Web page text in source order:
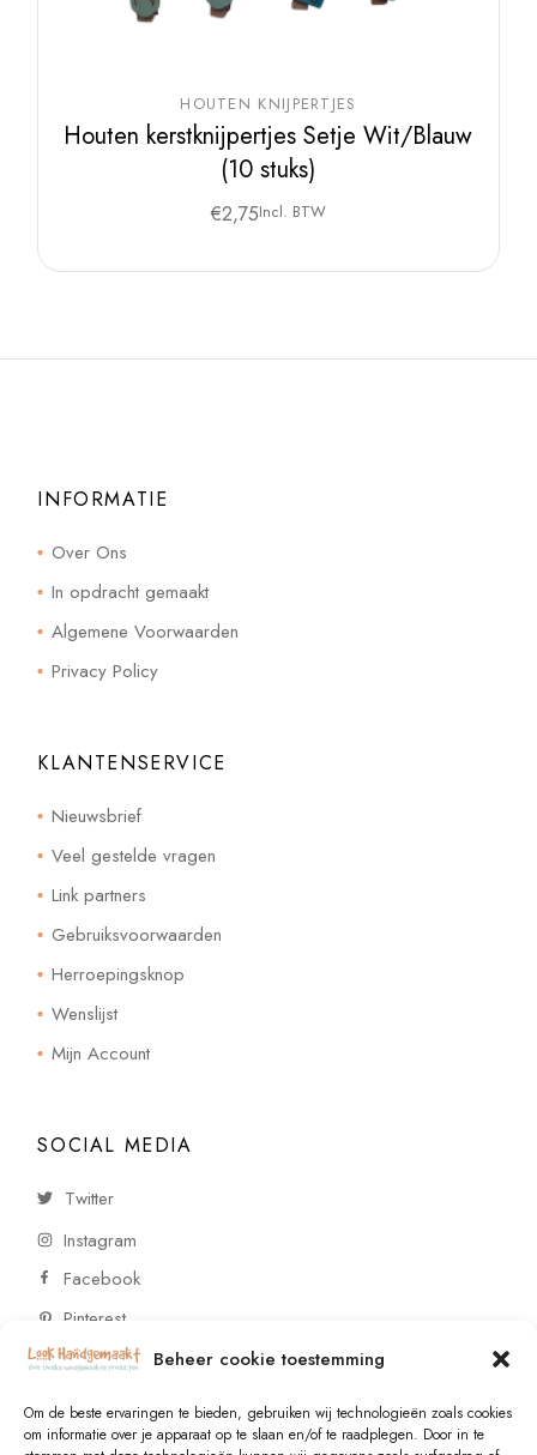
Beheer cookie toestemming
Om de beste ervaringen te bieden, gebruiken wij technologieën zoals cookies
om informatie over je apparaat op te slaan en/of te raadplegen. Door in te
HOUTEN KNIJPERTJES
Houten kerstknijpertjes Setje Wit/Blauw
(10 stuks)
€2,75Incl. BTW
INFORMATIE
Over Ons
In opdracht gemaakt
Algemene Voorwaarden
Privacy Policy
KLANTENSERVICE
Nieuwsbrief
Veel gestelde vragen
Link partners
Gebruiksvoorwaarden
Herroepingsknop
Wenslijst
Mijn Account
SOCIAL MEDIA
Twitter
Instagram
Facebook
Pinterest
CONTACT